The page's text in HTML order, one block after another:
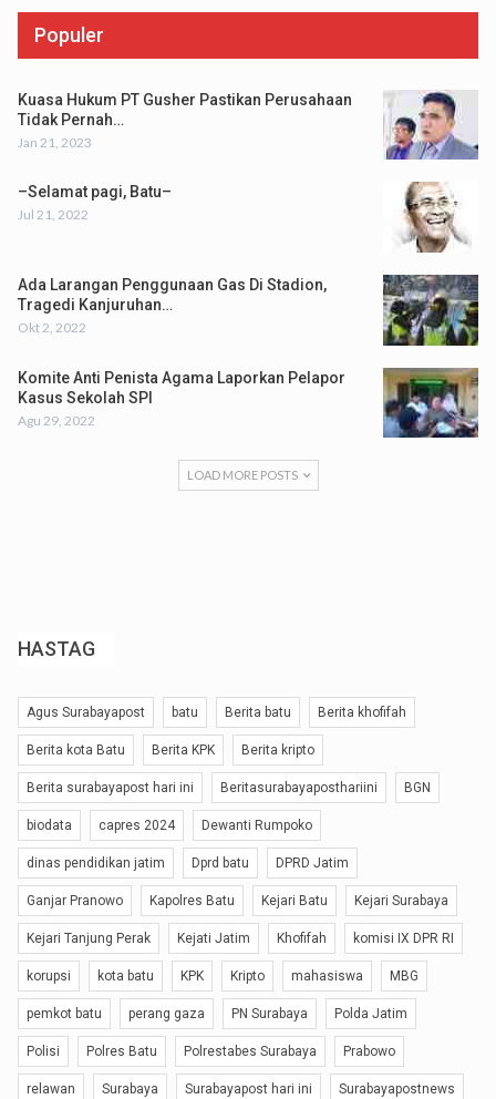
Populer
Kuasa Hukum PT Gusher Pastikan Perusahaan
Tidak Pernah…
Jan 21, 2023
–Selamat pagi, Batu–
Jul 21, 2022
Ada Larangan Penggunaan Gas Di Stadion,
Tragedi Kanjuruhan…
Okt 2, 2022
Komite Anti Penista Agama Laporkan Pelapor
Kasus Sekolah SPI
Agu 29, 2022
LOAD MORE POSTS
HASTAG
Agus Surabayapost batu Berita batu Berita khofifah
Berita kota Batu Berita KPK Berita kripto
Berita surabayapost hari ini Beritasurabayaposthariini BGN
biodata capres 2024 Dewanti Rumpoko
dinas pendidikan jatim Dprd batu DPRD Jatim
Ganjar Pranowo Kapolres Batu Kejari Batu Kejari Surabaya
Kejari Tanjung Perak Kejati Jatim Khofifah komisi IX DPR RI
korupsi kota batu KPK Kripto mahasiswa MBG
pemkot batu perang gaza PN Surabaya Polda Jatim
Polisi Polres Batu Polrestabes Surabaya Prabowo
relawan Surabaya Surabayapost hari ini Surabayapostnews